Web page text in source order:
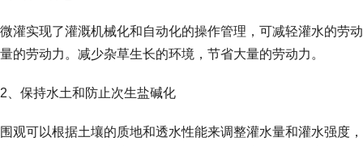
微灌实现了灌溉机械化和自动化的操作管理，可减轻灌水的劳
量的劳动力。减少杂草生长的环境，节省大量的劳动力。
2、保持水土和防止次生盐碱化
围观可以根据土壤的质地和透水性能来调整灌水量和灌水强度